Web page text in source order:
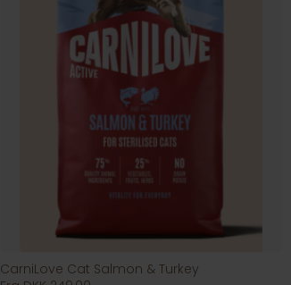
CarniLove Cat Salmon & Turkey